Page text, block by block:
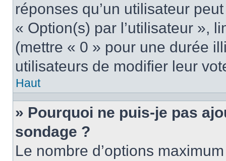
réponses qu’un utilisateur
« Option(s) par l’utilisateur »,
(mettre « 0 » pour une durée
utilisateurs de modifier leur
Haut
» Pourquoi ne puis-je pas
sondage ?
Le nombre d’options